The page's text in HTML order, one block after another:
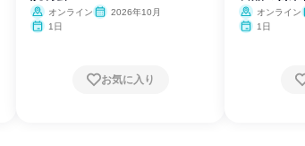
オンライン
2026年10月
1日
お気に入り
オンライン
1日